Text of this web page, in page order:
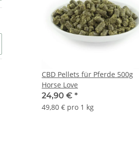
CBD Pellets für Pferde 500g
Horse Love
24,90 € *
49,80 € pro 1 kg